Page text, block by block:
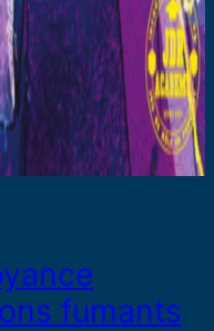
fumants